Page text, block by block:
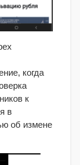
когда
к
в
об измене